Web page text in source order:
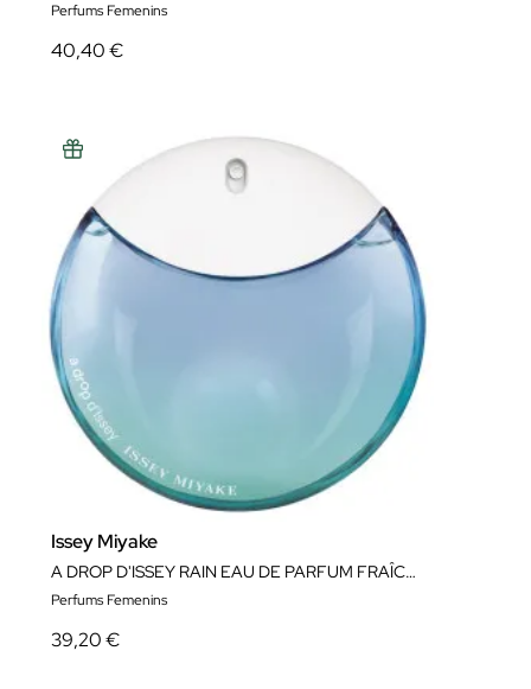
Perfums Femenins
40,40 €
Issey Miyake
A DROP D'ISSEY RAIN EAU DE PARFUM FRAÎCHE
Perfums Femenins
39,20 €